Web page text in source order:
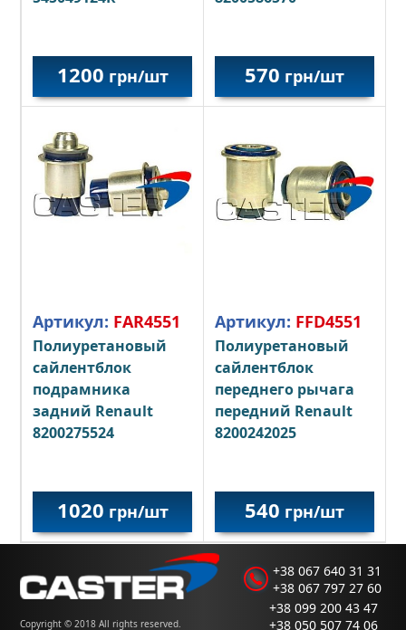
1200 грн/шт 570 грн/шт
Артикул: FAR4551
Полиуретановый
сайлентблок
подрамника
задний Renault
8200275524
1020 грн/шт
Артикул: FFD4551
Полиуретановый
сайлентблок
переднего рычага
передний Renault
8200242025
540 грн/шт
Copyright © 2018 All rights reserved.
+38 067 640 31 31
+38 067 797 27 60
+38 099 200 43 47
+38 050 507 74 06